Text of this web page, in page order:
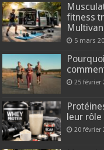
fitness
5 mars
25 février
leur
20 février